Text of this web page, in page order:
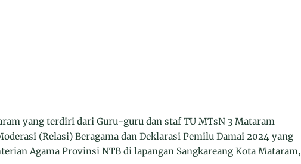
yang terdiri dari Guru-guru dan staf TU MTsN 3 Mataram
(Relasi) Beragama dan Deklarasi Pemilu Damai 2024 yang
Agama Provinsi NTB di lapangan Sangkareang Kota Mataram,